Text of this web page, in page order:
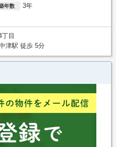
年数 3年
目
津駅 徒歩 5分